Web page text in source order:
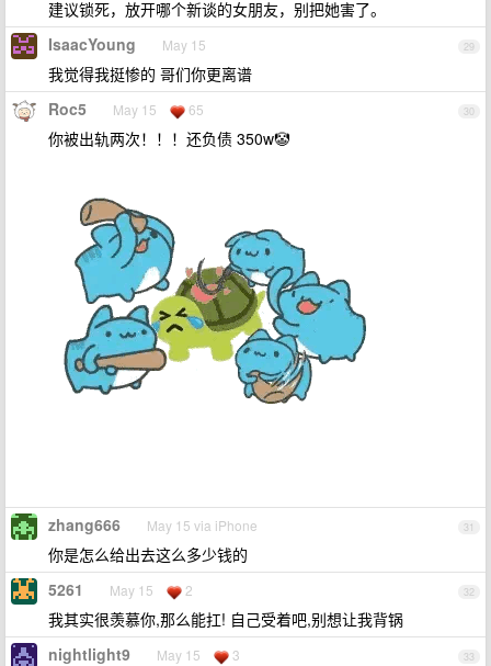
建议锁死，放开哪个新谈的女朋友，别把她害了。
29
IsaacYoung May 15
我觉得我挺惨的 哥们你更离谱
30
Roc5 May 15 65
你被出轨两次！！！还负债 350w🤡
31
zhang666 May 15 via iPhone
你是怎么给出去这么多少钱的
32
5261 May 15 2
我其实很羡慕你,那么能扛! 自己受着吧,别想让我背锅
33
nightlight9 May 15 3